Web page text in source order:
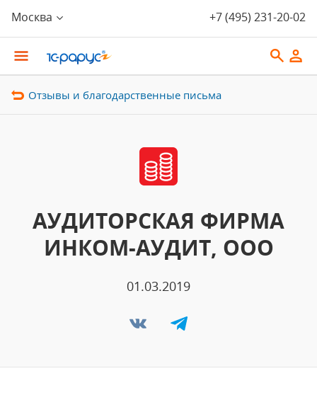
Москва +7 (495) 231-20-02
Отзывы и благодарственные письма
АУДИТОРСКАЯ ФИРМА
ИНКОМ-АУДИТ, ООО
01.03.2019